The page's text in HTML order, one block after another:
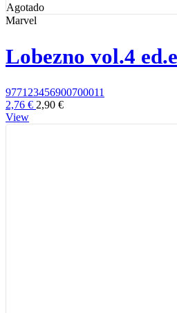
Agotado
Marvel
Lobezno vol.4
977123456900700011
2,76 € 2,90 €
View